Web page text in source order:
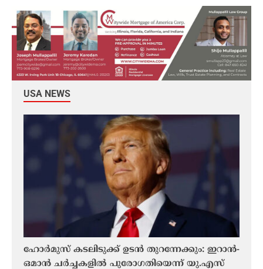
USA NEWS
ഹോർമുസ് കടലിടുക്ക് ഉടൻ തുറന്നേക്കും: ഇറാൻ-
ഒമാൻ ചർച്ചകളിൽ പുരോഗതിയെന്ന് യു.എസ്